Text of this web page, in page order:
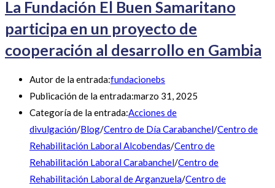
La Fundación El Buen Samaritano
participa en un proyecto de
cooperación al desarrollo en Gambia
Autor de la entrada:fundacionebs
Publicación de la entrada:marzo 31, 2025
Categoría de la entrada:Acciones de
divulgación/Blog/Centro de Día Carabanchel/Centro de
Rehabilitación Laboral Alcobendas/Centro de
Rehabilitación Laboral Carabanchel/Centro de
Rehabilitación Laboral de Arganzuela/Centro de